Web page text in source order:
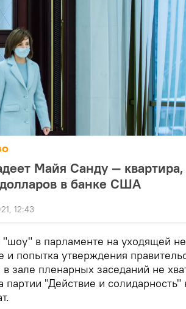
Майя Санду —
в банке США
12:43
в парламенте на уходящей
и попытка утверждения
в зале пленарных заседаний не
"Действие и солидарность"